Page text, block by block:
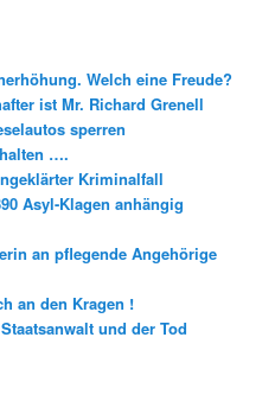
Welch eine Freude?
ist Mr. Richard Grenell
sperren
….
Kriminalfall
Asyl-Klagen anhängig
an pflegende Angehörige
an den Kragen !
und der Tod